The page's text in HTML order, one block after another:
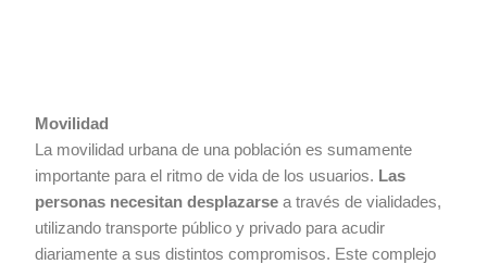
Movilidad
La movilidad urbana de una población es sumamente
importante para el ritmo de vida de los usuarios. Las
personas necesitan desplazarse a través de vialidades,
utilizando transporte público y privado para acudir
diariamente a sus distintos compromisos. Este complejo